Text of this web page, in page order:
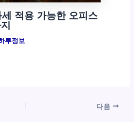
적용 가능한 오피스
루정보
다음